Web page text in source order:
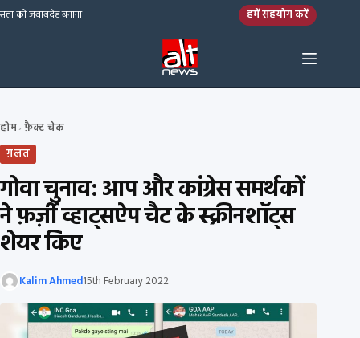
Skip to content
सत्ता को जवाबदेह बनाना। हमें सहयोग करें
होम› फ़ैक्ट चेक
ग़लत
गोवा चुनाव: आप और कांग्रेस समर्थकों
ने फ़र्ज़ी व्हाट्सऐप चैट के स्क्रीनशॉट्स
शेयर किए
Kalim Ahmed15th February 2022